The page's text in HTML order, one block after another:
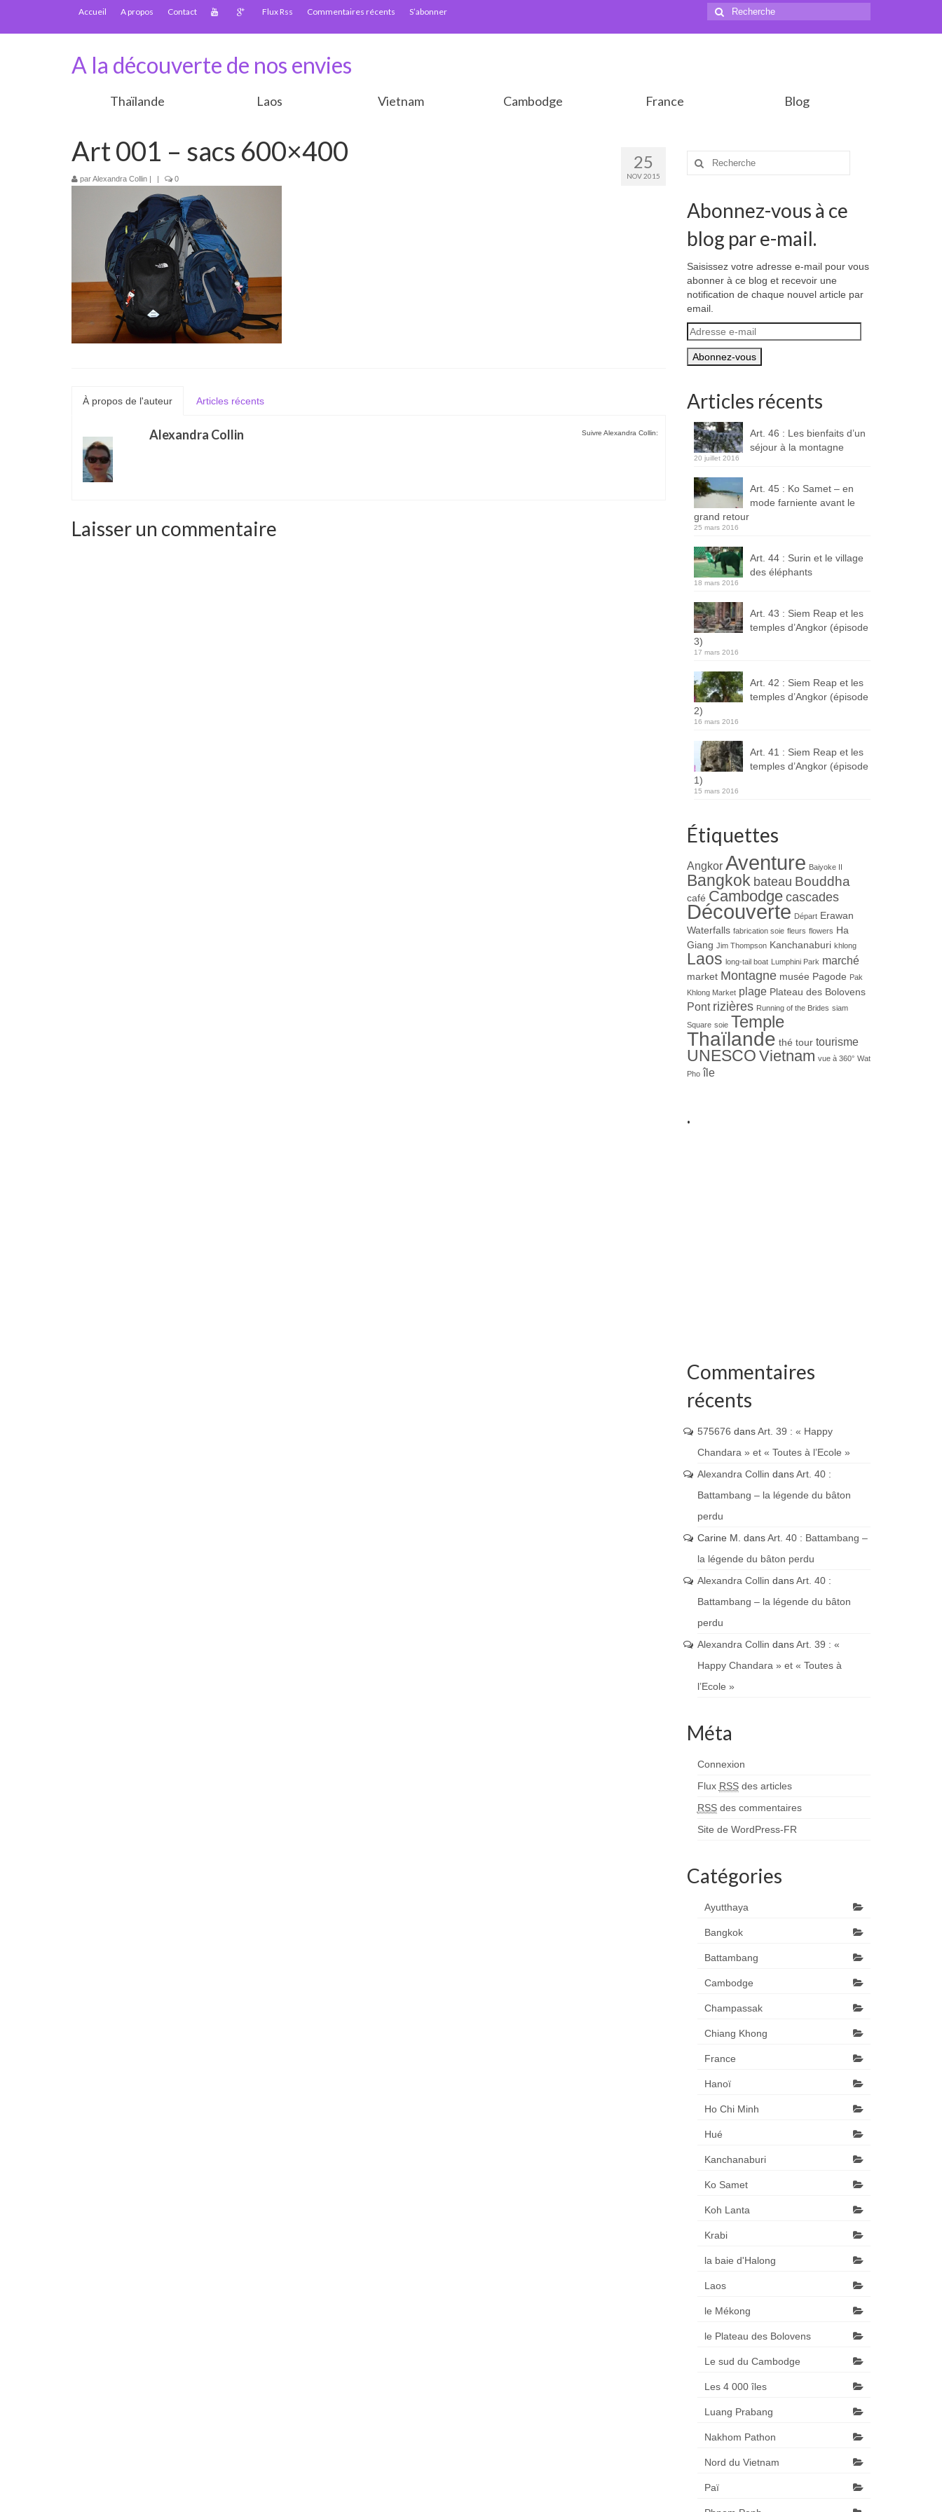
Accueil A propos Contact Flux Rss Commentaires récents S’abonner
Rechercher
:
A la découverte de nos envies
Thaïlande Laos Vietnam Cambodge France Blog
25
NOV 2015
Art 001 – sacs 600×400
parAlexandra Collin | | 0
À propos de l'auteur Articles récents
Suivre Alexandra Collin:
Alexandra Collin
Laisser un commentaire
Rechercher
Abonnez-vous à ce
blog par e-mail.
Saisissez votre adresse e-mail pour vous
abonner à ce blog et recevoir une
notification de chaque nouvel article par
email.
Adresse
e-
mail
Articles récents
Art. 46 : Les bienfaits d’un
séjour à la montagne
20 juillet 2016
Art. 45 : Ko Samet – en
mode farniente avant le
grand retour
25 mars 2016
Art. 44 : Surin et le village
des éléphants
18 mars 2016
Art. 43 : Siem Reap et les
temples d’Angkor (épisode
3)
17 mars 2016
Art. 42 : Siem Reap et les
temples d’Angkor (épisode
2)
16 mars 2016
Art. 41 : Siem Reap et les
temples d’Angkor (épisode
1)
15 mars 2016
Étiquettes
Angkor Aventure Baiyoke II
Bangkok bateau Bouddha
café Cambodge cascades
Découverte Départ Erawan
Waterfalls fabrication soie fleurs flowers Ha
Giang Jim Thompson Kanchanaburi khlong
Laos long-tail boat Lumphini Park marché
market Montagne musée Pagode Pak
Khlong Market plage Plateau des Bolovens
Pont rizières Running of the Brides siam
Square soie Temple
Thaïlande thé tour tourisme
UNESCO Vietnam vue à 360° Wat
Pho île
.
Commentaires
récents
575676 dansArt. 39 : « Happy
Chandara » et « Toutes à l’Ecole »
Alexandra Collin dansArt. 40 :
Battambang – la légende du bâton
perdu
Carine M. dansArt. 40 : Battambang –
la légende du bâton perdu
Alexandra Collin dansArt. 40 :
Battambang – la légende du bâton
perdu
Alexandra Collin dansArt. 39 : «
Happy Chandara » et « Toutes à
l’Ecole »
Méta
Connexion
Flux RSSdes articles
RSSdes commentaires
Site de WordPress-FR
Catégories
Ayutthaya
Bangkok
Battambang
Cambodge
Champassak
Chiang Khong
France
Hanoï
Ho Chi Minh
Hué
Kanchanaburi
Ko Samet
Koh Lanta
Krabi
la baie d'Halong
Laos
le Mékong
le Plateau des Bolovens
Le sud du Cambodge
Les 4 000 îles
Luang Prabang
Nakhom Pathon
Nord du Vietnam
Paï